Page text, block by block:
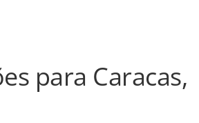
para Caracas,